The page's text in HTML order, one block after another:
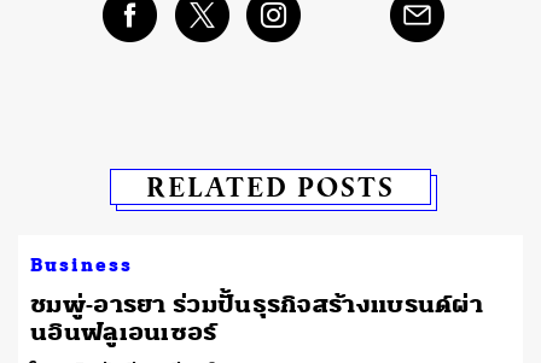
RELATED POSTS
Business
ชมพู่-อารยา ร่วมปั้นธุรกิจสร้างแบรนด์ผ่า
นอินฟลูเอนเซอร์